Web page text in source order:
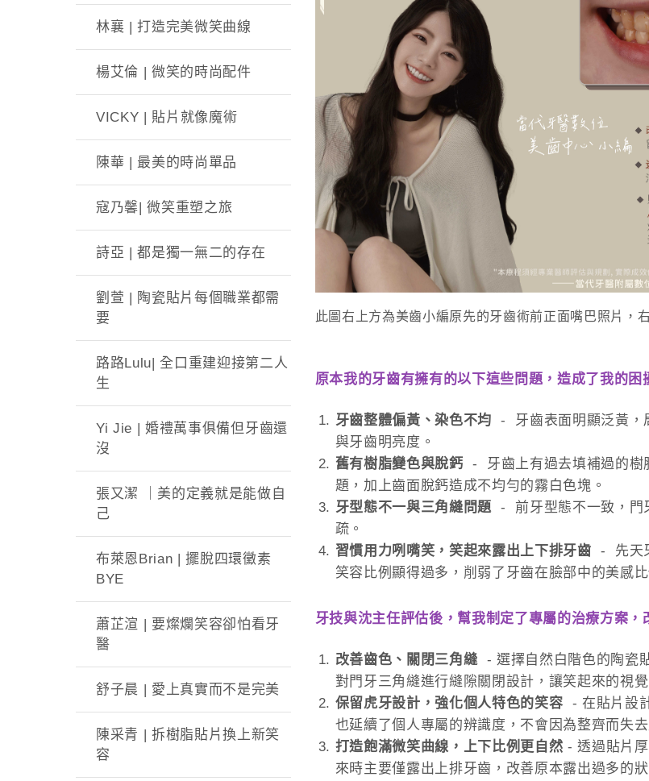
林襄 | 打造完美微笑曲線
楊艾倫 | 微笑的時尚配件
VICKY | 貼片就像魔術
陳華 | 最美的時尚單品
寇乃馨| 微笑重塑之旅
詩亞 | 都是獨一無二的存在
劉萱 | 陶瓷貼片每個職業都需
要
路路Lulu| 全口重建迎接第二人
生
Yi Jie | 婚禮萬事俱備但牙齒還
沒
張又潔 ｜美的定義就是能做自
己
布萊恩Brian | 擺脫四環黴素
BYE
蕭芷渲 | 要燦爛笑容卻怕看牙
醫
舒子晨 | 愛上真實而不是完美
陳采青 | 拆樹脂貼片換上新笑
容
此圖右上方為美齒小編原先的牙齒術前正面嘴巴照片，
原本我的牙齒有擁有的以下這些問題，造成了我的困
牙齒整體偏黃、染色不均- 牙齒表面明顯泛黃，
與牙齒明亮度。
舊有樹脂變色與脫鈣 - 牙齒上有過去填補過的樹
題，加上齒面脫鈣造成不均勻的霧白色塊。
牙型態不一與三角縫問題- 前牙型態不一致，門
疏。
習慣用力咧嘴笑，笑起來露出上下排牙齒 - 先天
笑容比例顯得過多，削弱了牙齒在臉部中的美感比
牙技與沈主任評估後，幫我制定了專屬的治療方案，
改善齒色、關閉三角縫 - 選擇自然白階色的陶瓷
對門牙三角縫進行縫隙關閉設計，讓笑起來的視覺
保留虎牙設計，強化個人特色的笑容 - 在貼片設
也延續了個人專屬的辨識度，不會因為整齊而失去
打造飽滿微笑曲線，上下比例更自然 - 透過貼片
來時主要僅露出上排牙齒，改善原本露出過多的狀